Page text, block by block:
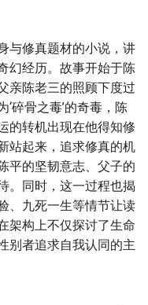
与修真题材的小说，讲
幻经历。故事开始于陈
亲陈老三的照顾下度过
碎骨之毒’的奇毒，陈
的转机出现在他得知修
站起来，追求修真的机
平的坚韧意志、父子的
。同时，这一过程也揭
、九死一生等情节让读
架构上不仅探讨了生命
别者追求自我认同的主